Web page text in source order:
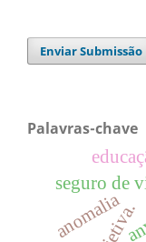
Enviar Submissão
Palavras-chave
seguro de
anomalia